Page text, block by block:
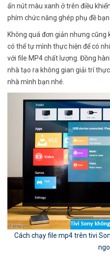
ấn nút màu xanh ở trên điều
phím chức năng ghép phụ đề bạn
Không quá đơn giản nhưng
có thể tự mình thực hiện để có
với file MP4 chất lượng. Đồng
nhà tạo ra không gian giải trí
nhà mình bạn nhé.
Cách chạy file mp4 trên tivi